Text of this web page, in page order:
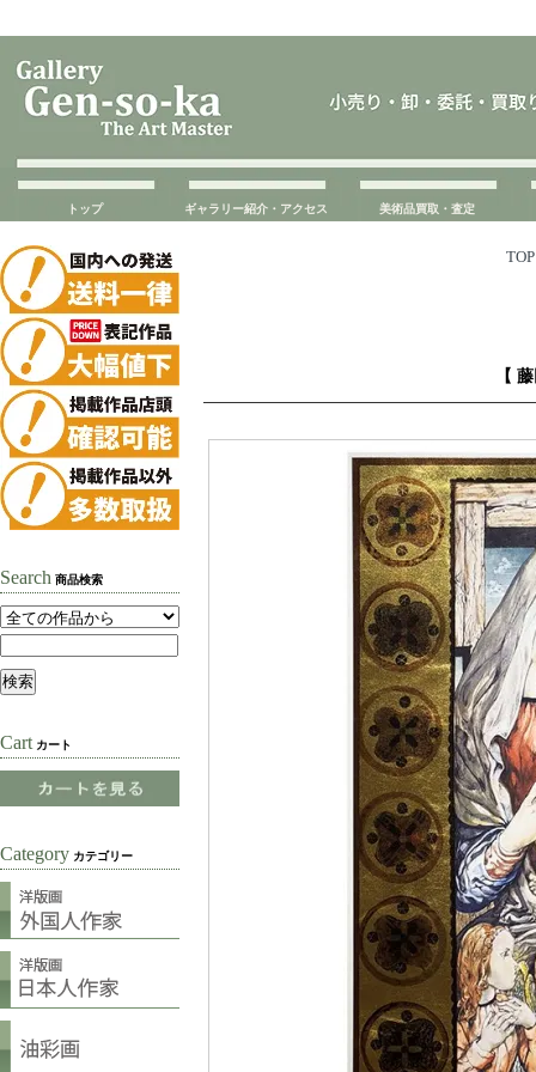
トップ ギャラリー紹介・アクセス 美術品買取・査定
TOP
【
Search 商品検索
Cart カート
Category カテゴリー